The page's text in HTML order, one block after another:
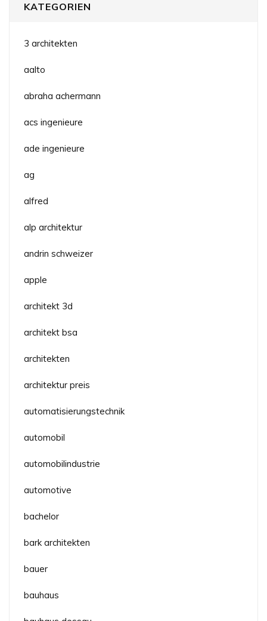
KATEGORIEN
3 architekten
aalto
abraha achermann
acs ingenieure
ade ingenieure
ag
alfred
alp architektur
andrin schweizer
apple
architekt 3d
architekt bsa
architekten
architektur preis
automatisierungstechnik
automobil
automobilindustrie
automotive
bachelor
bark architekten
bauer
bauhaus